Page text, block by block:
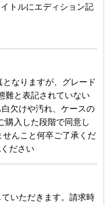
トルにエディション記
なりますが、グレード
難と表記されていない
欠けや汚れ、ケースの
購入した段階で同意し
んこと何卒ご了承くだ
ださい
いただきます。請求時